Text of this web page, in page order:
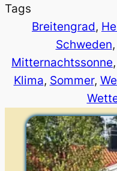
Tags
Breitengrad,
Schweden,
Mitternachtssonne,
Klima, Sommer,